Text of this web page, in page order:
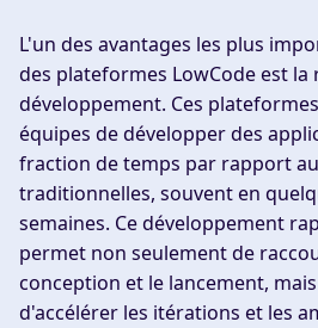
L'un des avantages les plus
des plateformes LowCode est la
développement. Ces
équipes de développer des
fraction de temps par rapport
traditionnelles, souvent en
semaines. Ce développement
permet non seulement de
conception et le lancement,
d'accélérer les itérations et les